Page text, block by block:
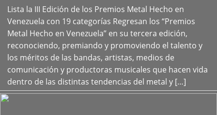
Lista la III Edición de los Premios Metal Hecho en
Venezuela con 19 categorías Regresan los “Premios
Metal Hecho en Venezuela” en su tercera edición,
reconociendo, premiando y promoviendo el talento y
los méritos de las bandas, artistas, medios de
comunicación y productoras musicales que hacen vida
dentro de las distintas tendencias del metal y […]
+